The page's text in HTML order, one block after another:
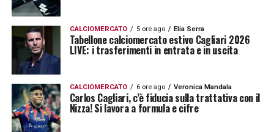
CALCIOMERCATO 5 ore ago Elia Serra
Tabellone calciomercato estivo Cagliari 2026
LIVE: i trasferimenti in entrata e in uscita
CALCIOMERCATO 6 ore ago Veronica Mandala
Carlos Cagliari, c’è fiducia sulla trattativa con il
Nizza! Si lavora a formula e cifre